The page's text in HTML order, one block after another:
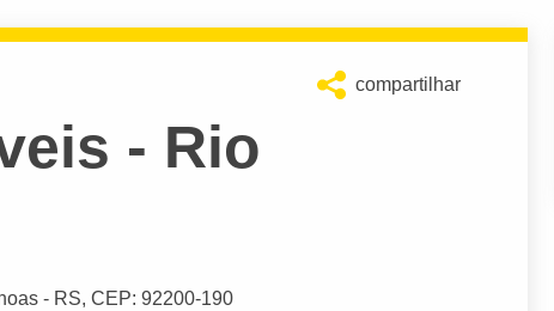
compartilhar
- Rio
- RS, CEP: 92200-190